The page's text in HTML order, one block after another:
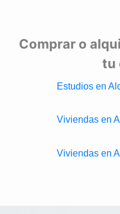
Comprar o
tu
Estudios en
Viviendas en
Viviendas en